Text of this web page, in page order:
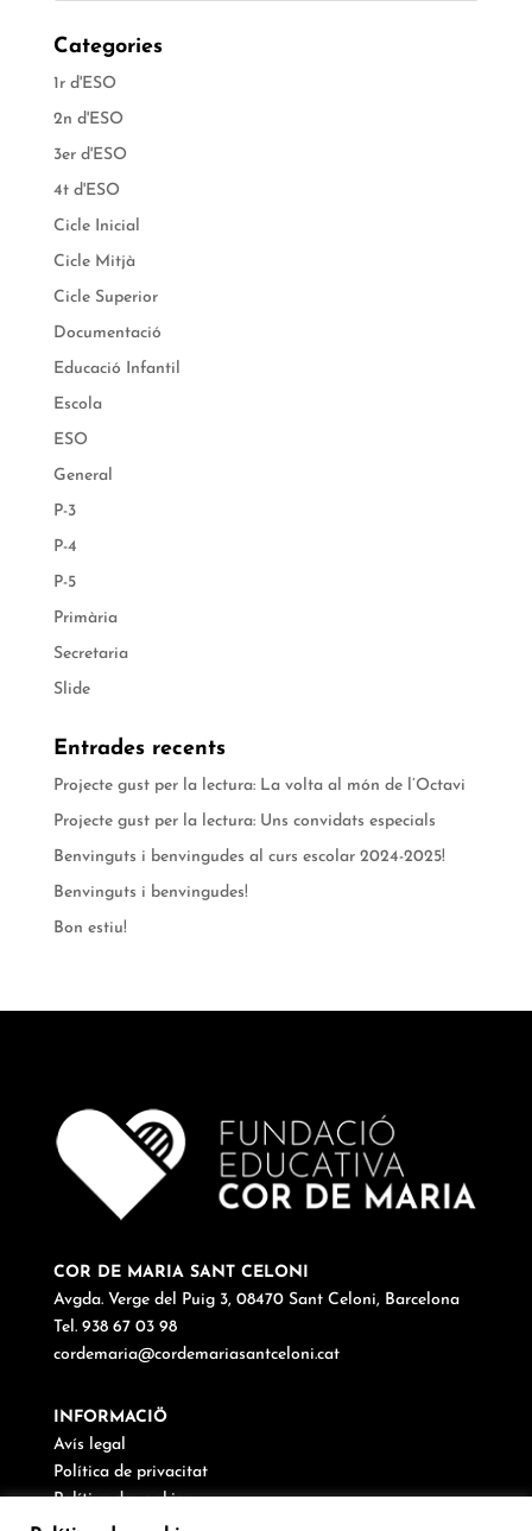
Categories
1r d'ESO
2n d'ESO
3er d'ESO
4t d'ESO
Cicle Inicial
Cicle Mitjà
Cicle Superior
Documentació
Educació Infantil
Escola
ESO
General
P-3
P-4
P-5
Primària
Secretaria
Slide
Entrades recents
Projecte gust per la lectura: La volta al món de l’Octavi
Projecte gust per la lectura: Uns convidats especials
Benvinguts i benvingudes al curs escolar 2024-2025!
Benvinguts i benvingudes!
Bon estiu!
COR DE MARIA SANT CELONI
Avgda. Verge del Puig 3, 08470 Sant Celoni, Barcelona
Tel. 938 67 03 98
cordemaria@cordemariasantceloni.cat
INFORMACIÖ
Avís legal
Política de privacitat
Política de cookies
Canal de denúncies